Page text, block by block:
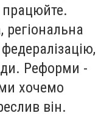
працюйте.
Реформи -
хочемо
він.